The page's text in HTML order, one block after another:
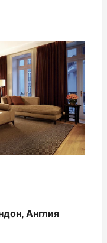
Англия